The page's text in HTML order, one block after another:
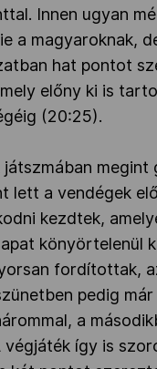
Innen ugyan
a magyaroknak,
hat pontot
előny ki is
(20:25).
játszmában megint
lett a vendégek
kezdtek,
könyörtelenül
fordítottak,
pedig már
a
végjáték így is